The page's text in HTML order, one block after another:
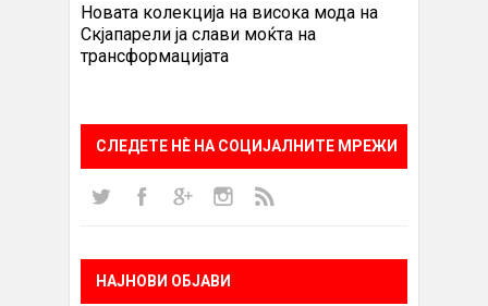
Новата колекција на висока мода на
Скјапарели ја слави моќта на
трансформацијата
СЛЕДЕТЕ НÈ НА СОЦИЈАЛНИТЕ МРЕЖИ
НАЈНОВИ ОБЈАВИ